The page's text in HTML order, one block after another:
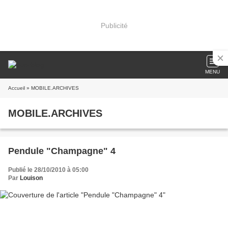
Publicité
MENU
Accueil » MOBILE.ARCHIVES
MOBILE.ARCHIVES
Pendule "Champagne" 4
Publié le 28/10/2010 à 05:00
Par Louison